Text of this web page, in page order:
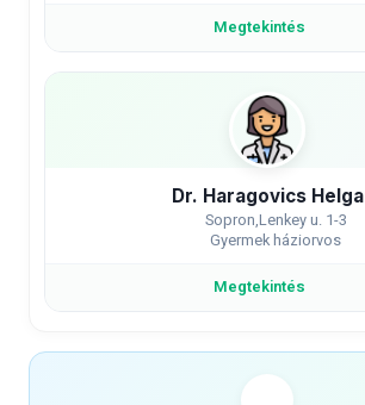
Megtekintés
Dr. Haragovics Helga
Sopron,Lenkey u. 1-3
Gyermek háziorvos
Megtekintés